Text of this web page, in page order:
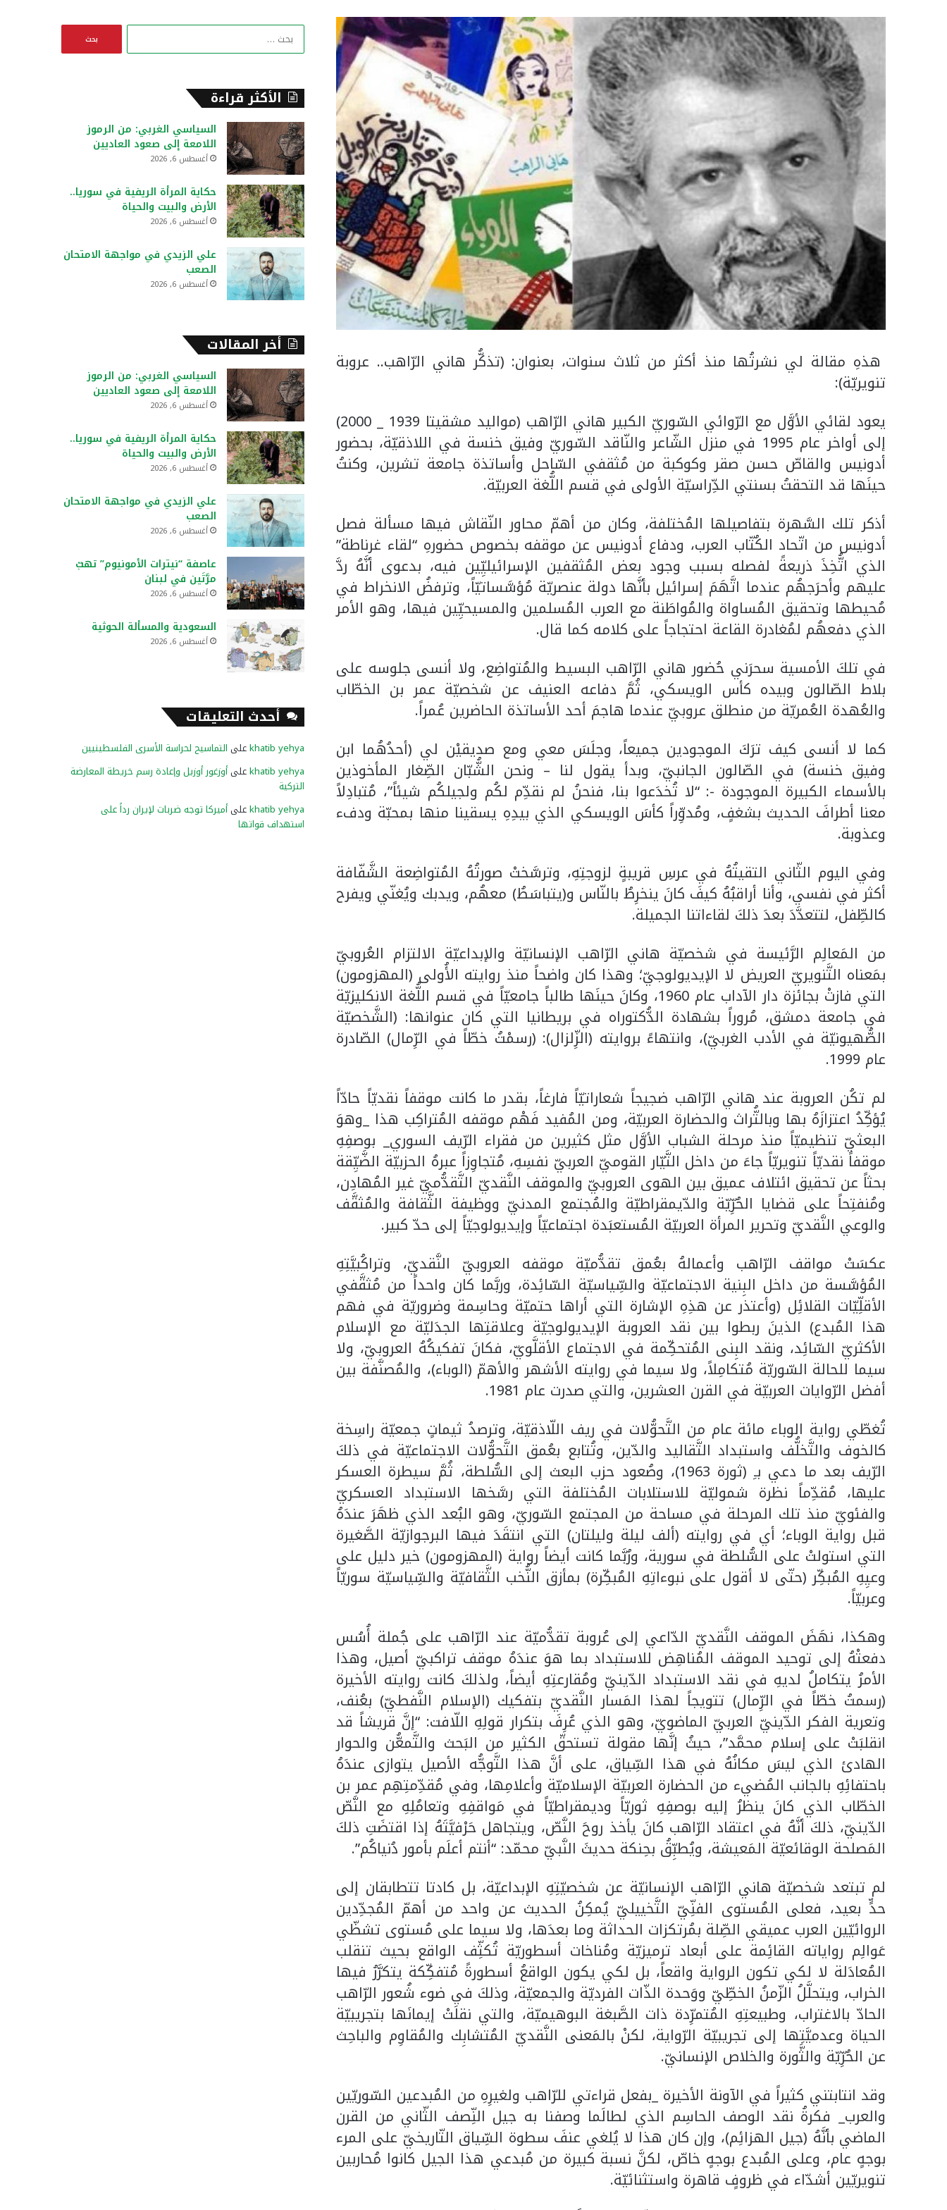
هذهِ مقالة لي نشرتُها منذ أكثر من ثلاث سنوات، بعنوان: (تذكُّر هاني الرّاهب.. عروبة
تنويريّة):
يعود لقائي الأوَّل مع الرّوائي السّوريّ الكبير هاني الرّاهب (مواليد مشقيتا 1939 _ 2000)
إلى أواخر عام 1995 في منزل الشّاعر والنّاقد السّوريّ وفيق خنسة في اللاذقيّة، بحضور
أدونيس والقاصّ حسن صقر وكوكبة من مُثقفي السّاحل وأساتذة جامعة تشرين، وكنتُ
حينَها قد التحقتُ بسنتي الدِّراسيّة الأولى في قسم اللُّغة العربيّة.
أذكر تلك السَّهرة بتفاصيلها المُختلفة، وكان من أهمّ محاور النّقاش فيها مسألة فصل
أدونيس من اتّحاد الكُتّاب العرب، ودفاع أدونيس عن موقفه بخصوص حضورهِ “لقاء غرناطة”
الذي اتُّخِذَ ذريعةً لفصله بسبب وجود بعض المُثقفين الإسرائيليِّين فيه، بدعوى أنَّهُ ردَّ
عليهم وأحرَجهُم عندما اتَّهَمَ إسرائيل بأنَّها دولة عنصريّة مُؤسَّساتيّاً، وترفضُ الانخراط في
مُحيطها وتحقيق المُساواة والمُواطَنة مع العرب المُسلمين والمسيحيِّين فيها، وهو الأمر
الذي دفعهُم لمُغادرة القاعة احتجاجاً على كلامه كما قال.
في تلكَ الأمسية سحرَني حُضور هاني الرّاهب البسيط والمُتواضِع، ولا أنسى جلوسه على
بلاط الصّالون وبيده كأس الويسكي، ثُمَّ دفاعه العنيف عن شخصيّة عمر بن الخطّاب
والعُهدة العُمريّة من منطلق عروبيّ عندما هاجمَ أحد الأساتذة الحاضرين عُمراً.
كما لا أنسى كيف ترَكَ الموجودين جميعاً، وجلَسَ معي ومع صديقيْن لي (أحدُهُما ابن
وفيق خنسة) في الصّالون الجانبيّ، وبدأ يقول لنا – ونحن الشُّبّان الصِّغار المأخوذين
بالأسماء الكبيرة الموجودة -: “لا تُخدَعوا بنا، فنحنُ لم نقدِّم لكُم ولجيلكُم شيئاً”، مُتبادِلاً
معنا أطرافَ الحديث بشغفٍ، ومُدوِّراً كأسَ الويسكي الذي بيدِهِ يسقينا منها بمحبّة ودفء
وعذوبة.
وفي اليوم الثّاني التقيتُهُ في عرسِ قريبةٍ لزوجتِهِ، وترسَّختْ صورتُهُ المُتواضِعة الشَّفّافة
أكثر في نفسي، وأنا أراقبُهُ كيفَ كانَ ينخرِطُ بالنّاس و(يتباسَطُ) معهُم، ويدبك ويُغنّي ويفرح
كالطِّفل، لتتعدَّدَ بعدَ ذلكَ لقاءاتنا الجميلة.
من المَعالِم الرَّئيسة في شخصيّة هاني الرّاهب الإنسانيّة والإبداعيّة الالتزام العُروبيّ
بمَعناه التَّنويريّ العريض لا الإيديولوجيّ؛ وهذا كان واضحاً منذ روايته الأُولى (المهزومون)
التي فازتْ بجائزة دار الآداب عام 1960، وكانَ حينَها طالباً جامعيّاً في قسم اللُّغة الانكليزيّة
في جامعة دمشق، مُروراً بشهادة الدُّكتوراه في بريطانيا التي كان عنوانها: (الشَّخصيّة
الصُّهيونيّة في الأدب الغربيّ)، وانتهاءً بروايته (الزِّلزال): (رسمْتُ خطّاً في الرِّمال) الصّادرة
عام 1999.
لم تكُن العروبة عند هاني الرّاهب ضجيجاً شعاراتيّاً فارغاً، بقدر ما كانت موقفاً نقديّاً حادّاً
يُؤكِّدُ اعتزازَهُ بها وبالتُّراث والحضارة العربيّة، ومن المُفيد فَهْم موقفه المُتراكِب هذا _وهوَ
البعثيّ تنظيميّاً منذ مرحلة الشباب الأوَّل مثل كثيرين من فقراء الرّيف السوري_ بوصفِهِ
موقفاً نقديّاً تنويريّاً جاءَ من داخل التَّيّار القوميّ العربيّ نفسِهِ، مُتجاوِزاً عبرهُ الحزبيّة الضَّيِّقة
بحثاً عن تحقيق ائتلاف عميق بين الهوى العروبيّ والموقف النَّقديّ التَّقدُّميّ غير المُهادِن،
ومُنفتِحاً على قضايا الحُرِّيّة والدّيمقراطيّة والمُجتمع المدنيّ ووظيفة الثَّقافة والمُثقَّف
والوعي النَّقديّ وتحرير المرأة العربيّة المُستعبَدة اجتماعيّاً وإيديولوجيّاً إلى حدّ كبير.
عكسَتْ مواقف الرّاهب وأعمالهُ بعُمق تقدُّميّة موقفه العروبيّ النَّقديّ، وتراكُبيَّتِهِ
المُؤسَّسة من داخل البِنية الاجتماعيّة والسِّياسيّة السّائِدة، وربَّما كان واحداً من مُثقَّفي
الأقلِّيّات القلائِل (وأعتذر عن هذِهِ الإشارة التي أراها حتميّة وحاسِمة وضروريّة في فهم
هذا المُبدع) الذينَ ربطوا بين نقد العروبة الإيديولوجيّة وعلاقتِها الجدَليّة مع الإسلام
الأكثريّ السّائِد، ونقد البِنى المُتحكِّمة في الاجتماع الأقلَّويّ، فكانَ تفكيكُهُ العروبيّ، ولا
سيما للحالة السّوريّة مُتكامِلاً، ولا سيما في روايته الأشهر والأهمّ (الوباء)، والمُصنَّفة بين
أفضل الرّوايات العربيّة في القرن العشرين، والتي صدرت عام 1981.
تُغطّي رواية الوباء مائة عام من التَّحوُّلات في ريف اللّاذقيّة، وترصدُ ثيماتٍ جمعيّة راسِخة
كالخوف والتَّخلُّف واستبداد التَّقاليد والدّين، وتُتابع بعُمق التَّحوُّلات الاجتماعيّة في ذلكَ
الرّيف بعد ما دعي بـِ (ثورة 1963)، وصُعود حزب البعث إلى السُّلطة، ثُمَّ سيطرة العسكر
عليها، مُقدِّماً نظرة شموليّة للاستلابات المُختلفة التي رسَّخها الاستبداد العسكريّ
والفئويّ منذ تلك المرحلة في مساحة من المجتمع السّوريّ، وهو البُعد الذي ظهَرَ عندَهُ
قبل رواية الوباء؛ أي في روايته (ألف ليلة وليلتان) التي انتقَدَ فيها البرجوازيّة الصَّغيرة
التي استولتْ على السُّلطة في سورية، ورُبَّما كانت أيضاً رواية (المهزومون) خير دليل على
وعيِهِ المُبكِّر (حتّى لا أقول على نبوءاتِهِ المُبكِّرة) بمأزق النُّخب الثَّقافيّة والسِّياسيّة سوريّاً
وعربيّاً.
وهكذا، نهَضَ الموقف النَّقديّ الدّاعي إلى عُروبة تقدُّميّة عند الرّاهب على جُملة أُسُس
دفعتْهُ إلى توحيد الموقف المُناهِض للاستبداد بما هوَ عندَهُ موقف تراكبيّ أصيل، وهذا
الأمرُ يتكاملُ لديهِ في نقد الاستبداد الدّينيّ ومُقارعتِهِ أيضاً، ولذلكَ كانت روايته الأخيرة
(رسمتُ خطّاً في الرِّمال) تتويجاً لهذا المَسار النَّقديّ بتفكيك (الإسلام النَّفطيّ) بعُنف،
وتعرية الفكر الدّينيّ العربيّ الماضويّ، وهو الذي عُرِفَ بتكرار قولِهِ اللّافت: “إنَّ قريشاً قد
انقلبَتْ على إسلام محمَّد”، حيثُ إنَّها مقولة تستحقّ الكثير من البَحث والتَّمعُّن والحوار
الهادئ الذي ليسَ مكانُهُ في هذا السِّياق، على أنَّ هذا التَّوجُّه الأصيل يتوازى عندَهُ
باحتفائِهِ بالجانب المُضيء من الحضارة العربيّة الإسلاميّة وأعلامِها، وفي مُقدِّمتِهِم عمر بن
الخطّاب الذي كانَ ينظرُ إليه بوصفِهِ ثوريّاً وديمقراطيّاً في مَواقفِهِ وتعامُلِهِ مع النَّصّ
الدّينيّ، ذلكَ أنَّهُ في اعتقاد الرّاهب كانَ يأخذ روحَ النَّصّ، ويتجاهل حَرْفيَّتَهُ إذا اقتضَتِ ذلكَ
المَصلحة الوقائعيّة المَعيشة، ويُطبِّقُ بحِنكة حديثَ النَّبيّ محمّد: “أنتم أعلَم بأمور دُنياكُم”.
لم تبتعد شخصيّة هاني الرّاهب الإنسانيّة عن شخصيّتِهِ الإبداعيّة، بل كادتا تتطابقان إلى
حدٍّ بعيد، فعلى المُستوى الفنِّيّ التَّخييليّ يُمكِنُ الحديث عن واحد من أهمّ المُجدِّدين
الروائيّين العرب عميقي الصِّلة بمُرتكزات الحداثة وما بعدَها، ولا سيما على مُستوى تشظّي
عَوالِم رواياته القائِمة على أبعاد ترميزيّة ومُناخات أسطوريّة تُكثِّف الواقع بحيث تنقلب
المُعادَلة لا لكي تكون الرواية واقعاً، بل لكي يكون الواقعُ أسطورةً مُتفكِّكة يتكرَّرُ فيها
الخراب، ويتحلَّلُ الزّمنُ الخطِّيّ ووَحدة الذّات الفرديّة والجمعيّة، وذلكَ في ضوء شُعور الرّاهب
الحادّ بالاغتراب، وطبيعتِهِ المُتمرِّدة ذات الصَّبغة البوهيميّة، والتي نقلَتْ إيمانَها بتجريبيّة
الحياة وعدميَّتِها إلى تجريبيّة الرّواية، لكنْ بالمَعنى النَّقديّ المُتشابِك والمُقاوِم والباحِث
عن الحُرِّيّة والثَّورة والخلاص الإنسانيّ.
وقد انتابتني كثيراً في الآونة الأخيرة _بفعل قراءتي للرّاهب ولغيرِهِ من المُبدعين السّوريّين
والعرب_ فكرةُ نقد الوصف الحاسِم الذي لطالَما وصفنا به جيل النِّصف الثّاني من القرن
الماضي بأنَّهُ (جيل الهزائِم)، وإن كان هذا لا يُلغي عنفَ سطوة السِّياق التّاريخيّ على المرء
بوجهٍ عام، وعلى المُبدع بوجهٍ خاصّ، لكنَّ نسبة كبيرة من مُبدعي هذا الجيل كانوا مُحاربين
تنويريّين أشدّاء في ظروفٍ قاهرة واستثنائيّة.
ا
:
الأكثر قراءة
السياسي الغربي: من الرموز
اللامعة إلى صعود العاديين
أغسطس 6, 2026
حكاية المرأة الريفية في سوريا..
الأرض والبيت والحياة
أغسطس 6, 2026
علي الزيدي في مواجهة الامتحان
الصعب
أغسطس 6, 2026
أخر المقالات
السياسي الغربي: من الرموز
اللامعة إلى صعود العاديين
أغسطس 6, 2026
حكاية المرأة الريفية في سوريا..
الأرض والبيت والحياة
أغسطس 6, 2026
علي الزيدي في مواجهة الامتحان
الصعب
أغسطس 6, 2026
عاصفة “نيترات الأمونيوم” تهبّ
مرَّتَين في لبنان
أغسطس 6, 2026
السعودية والمسألة الحوثية
أغسطس 6, 2026
أحدث التعليقات
khatib yehyaعلى التماسيح لحراسة الأسرى الفلسطينيين
khatib yehyaعلىأوزغور أوزيل وإعادة رسم خريطة المعارضة
التركية
khatib yehyaعلىأميركا توجه ضربات لإيران رداً على
استهداف قواتها